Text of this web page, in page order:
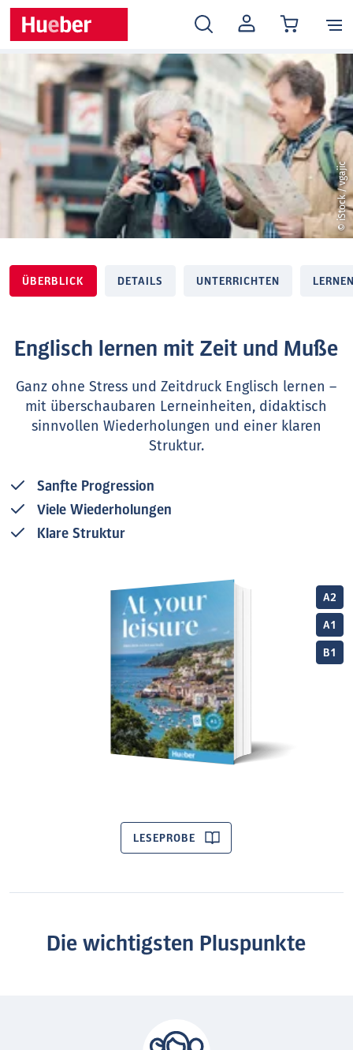
MEIN
KONTO
© iStock / vgajic
ÜBERBLICK DETAILS UNTERRICHTEN
A2
A1
B1
LESEPROBE
Englisch lernen mit Zeit und Muße
Ganz ohne Stress und Zeitdruck Englisch lernen –
mit überschaubaren Lerneinheiten, didaktisch
sinnvollen Wiederholungen und einer klaren
Struktur.
Sanfte Progression
Viele Wiederholungen
Klare Struktur
Die wichtigsten Pluspunkte